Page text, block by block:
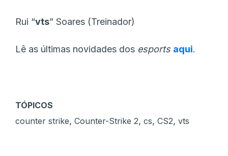
Rui “vts” Soares (Treinador)
Lê as últimas novidades dos esports aqui.
TÓPICOS
counter strike, Counter-Strike 2, cs, CS2, vts